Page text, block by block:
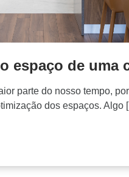
espaço de uma
parte do nosso tempo,
dos espaços. Algo